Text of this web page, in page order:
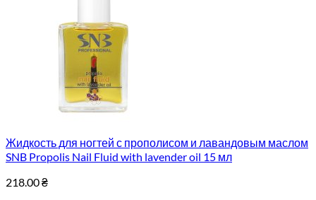
Жидкость для ногтей с прополисом и лавандовым маслом
SNB Propolis Nail Fluid with lavender oil 15 мл
218.00₴